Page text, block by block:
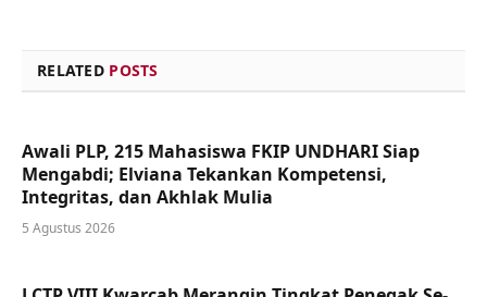
RELATED POSTS
Awali PLP, 215 Mahasiswa FKIP UNDHARI Siap
Mengabdi; Elviana Tekankan Kompetensi,
Integritas, dan Akhlak Mulia
5 Agustus 2026